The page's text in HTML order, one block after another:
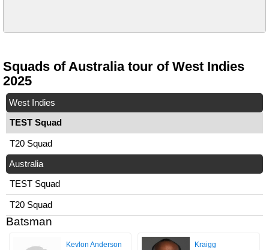
Squads of Australia tour of West Indies
2025
West Indies
TEST Squad
T20 Squad
Australia
TEST Squad
T20 Squad
Batsman
Kevlon Anderson
Kraigg